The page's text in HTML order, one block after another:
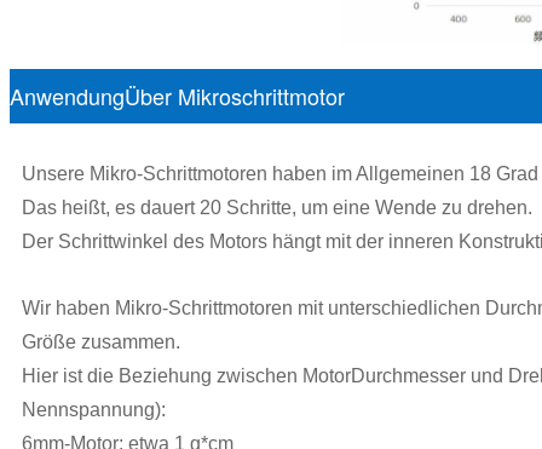
AnwendungÜber Mikroschrittmotor
Unsere Mikro-Schrittmotoren haben im Allgemeinen 18
Das heißt, es dauert 20 Schritte, um eine Wende zu drehen.
Der Schrittwinkel des Motors hängt mit der inneren
Wir haben Mikro-Schrittmotoren mit unterschiedlichen
Größe zusammen.
Hier ist die Beziehung zwischen Motor­Durchmesser und
Nennspannung):
6mm-Motor: etwa 1 g*cm